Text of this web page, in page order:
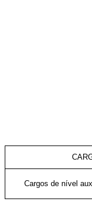
Cargos de nível